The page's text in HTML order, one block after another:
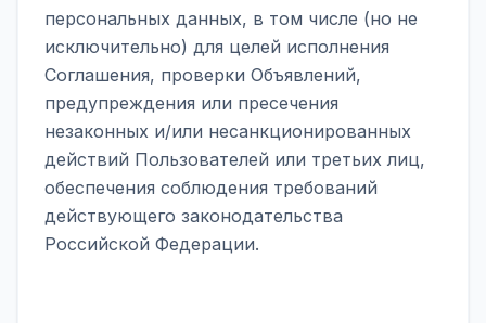
персональных данных, в том числе (но не
исключительно) для целей исполнения
Соглашения, проверки Объявлений,
предупреждения или пресечения
незаконных и/или несанкционированных
действий Пользователей или третьих лиц,
обеспечения соблюдения требований
действующего законодательства
Российской Федерации.